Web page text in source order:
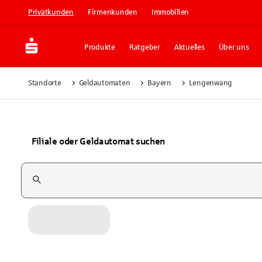
Privatkunden Firmenkunden Immobilien
Produkte Ratgeber Aktuelles Über uns
Standorte Geldautomaten Bayern Lengenwang
Filiale oder Geldautomat suchen
Suchfeld